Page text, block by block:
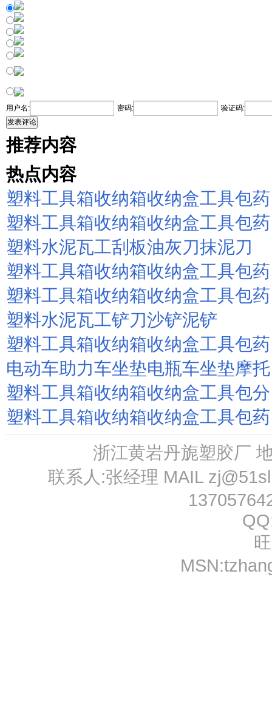
用户名: 密码:
验证码:
发表评论
推荐内容
热点内容
塑料工具箱收纳箱收纳盒工具包药
塑料工具箱收纳箱收纳盒工具包药
塑料水泥瓦工刮板油灰刀抹泥刀
塑料工具箱收纳箱收纳盒工具包药
塑料工具箱收纳箱收纳盒工具包药
塑料水泥瓦工铲刀沙铲泥铲
塑料工具箱收纳箱收纳盒工具包药
电动车助力车坐垫电瓶车坐垫摩托
塑料工具箱收纳箱收纳盒工具包分
塑料工具箱收纳箱收纳盒工具包药
浙江黄岩丹旎塑胶厂
联系人:张经理 MAIL
MSN: